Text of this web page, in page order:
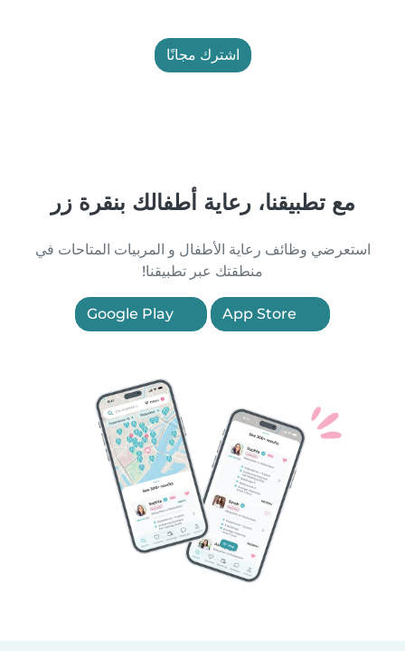
اشترك مجانًا
مع تطبيقنا، رعاية أطفالك بنقرة زر
استعرضي وظائف رعاية الأطفال و المربيات المتاحات في
منطقتك عبر تطبيقنا!